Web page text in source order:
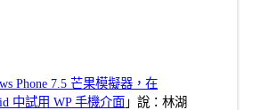
Phone 7.5 芒果模擬器，在
中試用 WP 手機介面 」說：林湖